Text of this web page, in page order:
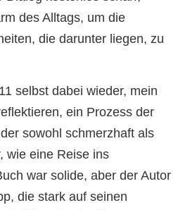
des Alltags, um die
die darunter liegen, zu
selbst dabei wieder, mein
ein Prozess der
sowohl schmerzhaft als
wie eine Reise ins
war solide, aber der Autor
die stark auf seinen